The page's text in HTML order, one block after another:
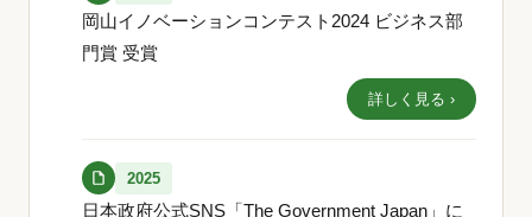
岡山イノベーションコンテスト2024 ビジネス部
門賞 受賞
詳しく見る ›
2025
日本政府公式SNS「The Government Japan」に